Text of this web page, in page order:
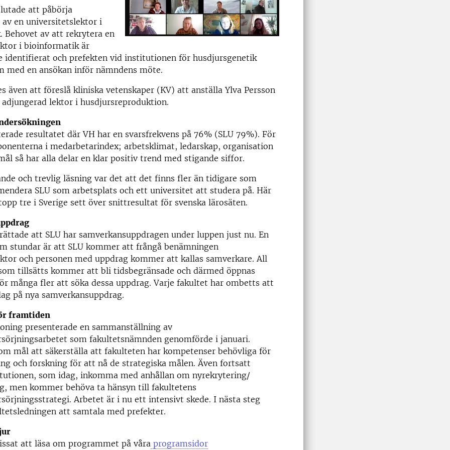
att påbörja
en universitetslektor i
Behovet av att rekrytera en
i bioinformatik är
identifierat och prefekten vid institutionen för husdjursgenetik
med en ansökan inför nämndens möte.
även att föreslå kliniska vetenskaper (KV) att anställa Ylva Persson
adjungerad lektor i husdjursreproduktion.
resultatet där VH har en svarsfrekvens på 76% (SLU 79%). För
i medarbetarindex; arbetsklimat, ledarskap, organisation
så har alla delar en klar positiv trend med stigande siffor.
och trevlig läsning var det att det finns fler än tidigare som
SLU som arbetsplats och ett universitet att studera på. Här
tre i Sverige sett över snittresultat för svenska lärosäten.
att SLU har samverkansuppdragen under luppen just nu. En
stundar är att SLU kommer att frångå benämningen
och personen med uppdrag kommer att kallas samverkare. All
tillsätts kommer att bli tidsbegränsade och därmed öppnas
många fler att söka dessa uppdrag. Varje fakultet har ombetts att
på nya samverkansuppdrag.
framtiden
presenterade en sammanställning av
som fakultetsnämnden genomförde i januari.
mål att säkerställa att fakulteten har kompetenser behövliga för
och forskning för att nå de strategiska målen. Även fortsatt
som idag, inkomma med anhållan om nyrekrytering/
men kommer behöva ta hänsyn till fakultetens
Arbetet är i nu ett intensivt skede. I nästa steg
att samtala med prefekter.
att läsa om programmet på våra programsidor